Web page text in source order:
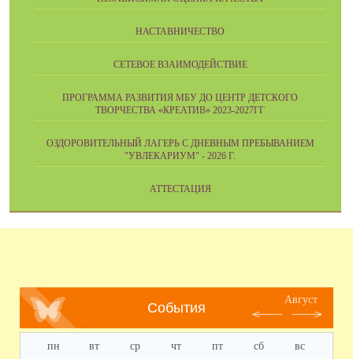
НАСТАВНИЧЕСТВО
СЕТЕВОЕ ВЗАИМОДЕЙСТВИЕ
ПРОГРАММА РАЗВИТИЯ МБУ ДО ЦЕНТР ДЕТСКОГО
ТВОРЧЕСТВА «КРЕАТИВ» 2023-2027ГГ
ОЗДОРОВИТЕЛЬНЫЙ ЛАГЕРЬ С ДНЕВНЫМ ПРЕБЫВАНИЕМ
"УВЛЕКАРИУМ" - 2026 Г.
АТТЕСТАЦИЯ
События
Август
пн вт ср чт пт сб вс